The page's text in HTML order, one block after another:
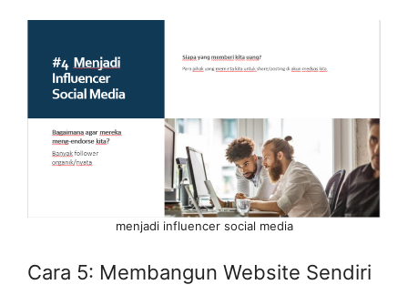
menjadi influencer social media
Cara 5: Membangun Website Sendiri